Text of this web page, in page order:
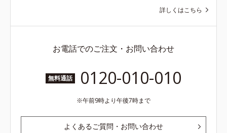
詳しくはこちら
お電話でのご注文・お問い合わせ
無料通話 0120-010-010
午前9時より午後7時まで
よくあるご質問・お問い合わせ